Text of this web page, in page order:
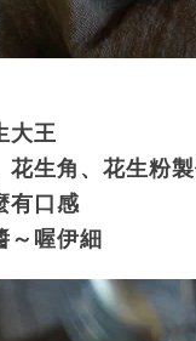
大王
花生角、花生粉
有口感
～喔伊細